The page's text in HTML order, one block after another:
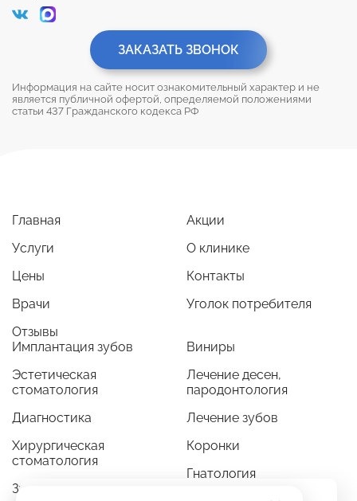
ЗАКАЗАТЬ ЗВОНОК
Информация на сайте носит ознакомительный характер и не
является публичной офертой, определяемой положениями
статьи 437 Гражданского кодекса РФ
Главная
Услуги
Цены
Врачи
Отзывы
Акции
О клинике
Контакты
Уголок потребителя
Имплантация зубов
Эстетическая
стоматология
Диагностика
Хирургическая
стоматология
Зубные протезы
Виниры
Лечение десен,
пародонтология
Лечение зубов
Коронки
Гнатология